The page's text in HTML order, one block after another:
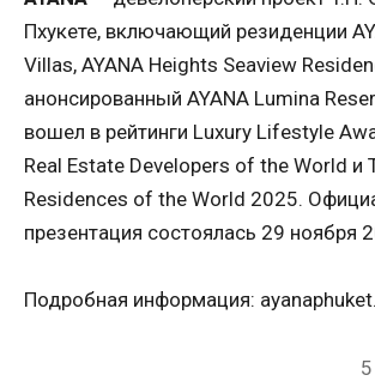
Пхукете, включающий резиденции
Villas, AYANA Heights Seaview
анонсированный AYANA Lumina
вошел в рейтинги Luxury Lifestyle
Real Estate Developers of the World и
Residences of the World 2025.
презентация состоялась 29 ноября
Подробная информация: